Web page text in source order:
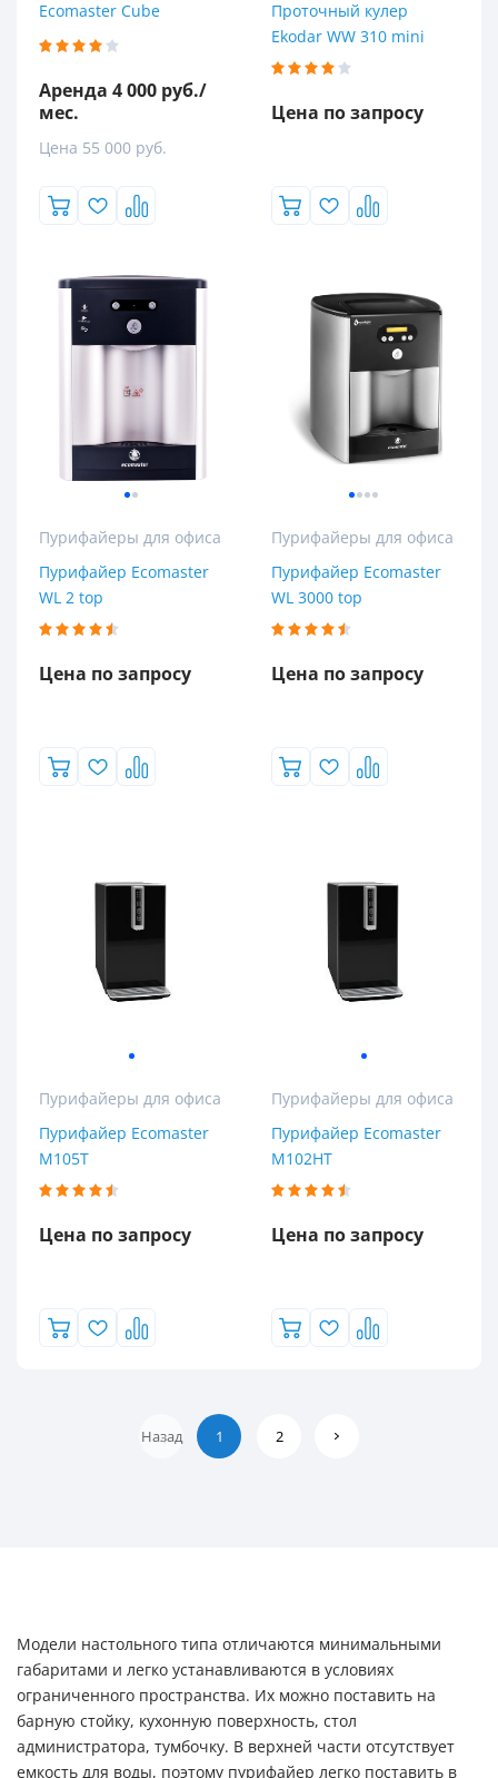
Ecomaster Cube
Аренда 4 000 руб./
мес.
Цена 55 000 руб.
Проточный кулер
Ekodar WW 310 mini
Цена по запросу
Пурифайеры для офиса
Пурифайер Ecomaster
WL 2 top
Цена по запросу
Пурифайеры для офиса
Пурифайер Ecomaster
WL 3000 top
Цена по запросу
Пурифайеры для офиса
Пурифайер Ecomaster
M105T
Цена по запросу
Пурифайеры для офиса
Пурифайер Ecomaster
M102HT
Цена по запросу
Назад 1 2
Модели настольного типа отличаются минимальными
габаритами и легко устанавливаются в условиях
ограниченного пространства. Их можно поставить на
барную стойку, кухонную поверхность, стол
администратора, тумбочку. В верхней части отсутствует
емкость для воды, поэтому пурифайер легко поставить в